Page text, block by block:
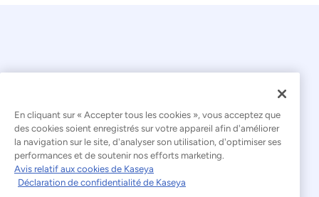
© 2026 Kaseya. Tous droits réservés.
Français
Déclaration relative à l'esclavage moderne
En cliquant sur « Accepter tous les cookies », vous acceptez que
des cookies soient enregistrés sur votre appareil afin d'améliorer
la navigation sur le site, d'analyser son utilisation, d'optimiser ses
performances et de soutenir nos efforts marketing.
Avis relatif aux cookies de Kaseya
Déclaration de confidentialité de Kaseya